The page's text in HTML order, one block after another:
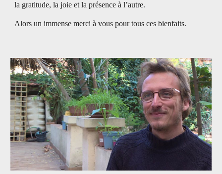
la gratitude, la joie et la présence à l’autre.
Alors un immense merci à vous pour tous ces bienfaits.